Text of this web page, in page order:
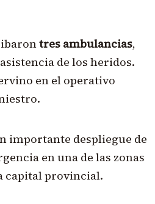
tres ambulancias,
de los heridos.
en el operativo
importante despliegue de
en una de las zonas
capital provincial.